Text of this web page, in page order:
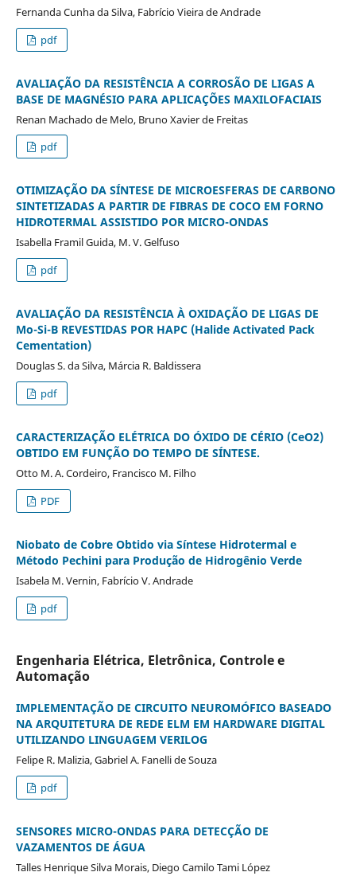
Fernanda Cunha da Silva, Fabrício Vieira de Andrade
pdf
AVALIAÇÃO DA RESISTÊNCIA A CORROSÃO DE LIGAS A
BASE DE MAGNÉSIO PARA APLICAÇÕES MAXILOFACIAIS
Renan Machado de Melo, Bruno Xavier de Freitas
pdf
OTIMIZAÇÃO DA SÍNTESE DE MICROESFERAS DE CARBONO
SINTETIZADAS A PARTIR DE FIBRAS DE COCO EM FORNO
HIDROTERMAL ASSISTIDO POR MICRO-ONDAS
Isabella Framil Guida, M. V. Gelfuso
pdf
AVALIAÇÃO DA RESISTÊNCIA À OXIDAÇÃO DE LIGAS DE
Mo-Si-B REVESTIDAS POR HAPC (Halide Activated Pack
Cementation)
Douglas S. da Silva, Márcia R. Baldissera
pdf
CARACTERIZAÇÃO ELÉTRICA DO ÓXIDO DE CÉRIO (CeO2)
OBTIDO EM FUNÇÃO DO TEMPO DE SÍNTESE.
Otto M. A. Cordeiro, Francisco M. Filho
PDF
Niobato de Cobre Obtido via Síntese Hidrotermal e
Método Pechini para Produção de Hidrogênio Verde
Isabela M. Vernin, Fabrício V. Andrade
pdf
Engenharia Elétrica, Eletrônica, Controle e
Automação
IMPLEMENTAÇÃO DE CIRCUITO NEUROMÓFICO BASEADO
NA ARQUITETURA DE REDE ELM EM HARDWARE DIGITAL
UTILIZANDO LINGUAGEM VERILOG
Felipe R. Malizia, Gabriel A. Fanelli de Souza
pdf
SENSORES MICRO-ONDAS PARA DETECÇÃO DE
VAZAMENTOS DE ÁGUA
Talles Henrique Silva Morais, Diego Camilo Tami López